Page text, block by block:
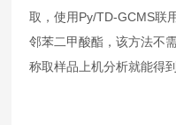
取，使用Py/TD-GCMS联
邻苯二甲酸酯，该方法不
称取样品上机分析就能得